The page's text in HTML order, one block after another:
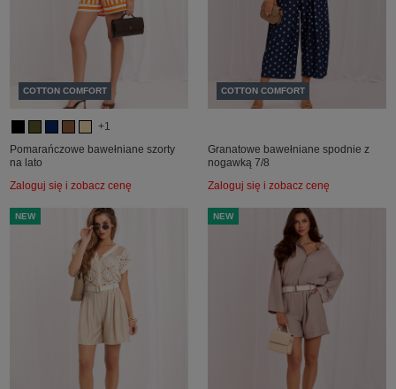
COTTON COMFORT
+1
Pomarańczowe bawełniane szorty
na lato
Zaloguj się i zobacz cenę
COTTON COMFORT
Granatowe bawełniane spodnie z
nogawką 7/8
Zaloguj się i zobacz cenę
NEW NEW